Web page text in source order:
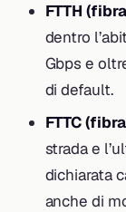
FTTH
dentro
Gbps e
di default.
FTTC
strada e
dichiarata
anche di